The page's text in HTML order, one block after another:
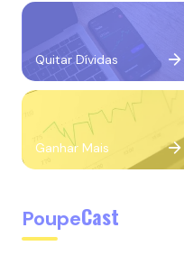
Quitar Dívidas
Ganhar Mais
PoupeCast